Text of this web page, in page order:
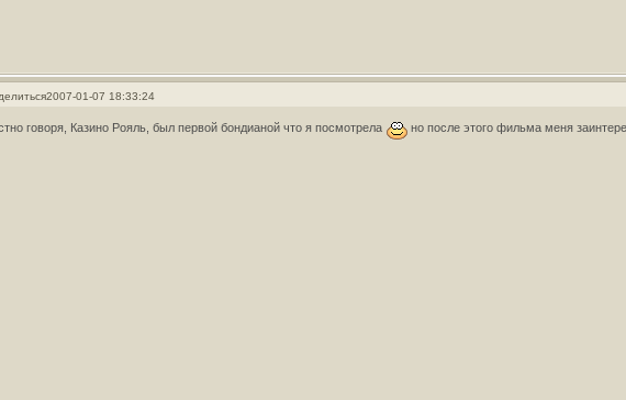
2007-01-07 18:33:24
говоря, Казино Рояль, был первой бондианой что я посмотрела но после этого фильма меня